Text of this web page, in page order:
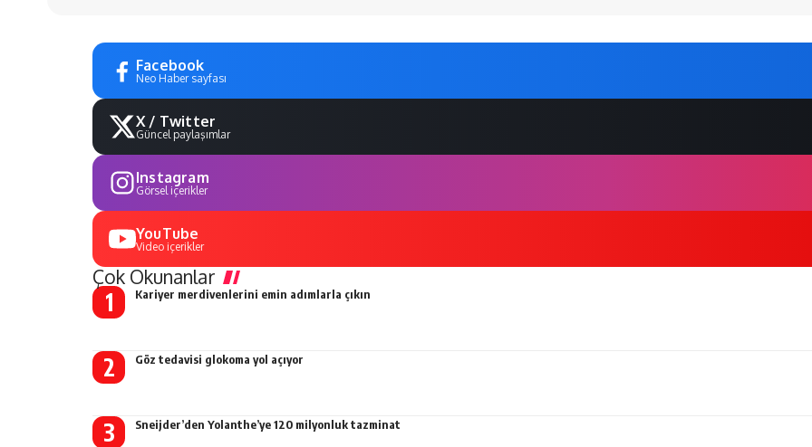
Facebook
Neo Haber sayfası
X / Twitter
Güncel paylaşımlar
Instagram
Görsel içerikler
YouTube
Video içerikler
Çok Okunanlar
Kariyer merdivenlerini emin adımlarla çıkın
Göz tedavisi glokoma yol açıyor
Sneijder’den Yolanthe’ye 120 milyonluk tazminat